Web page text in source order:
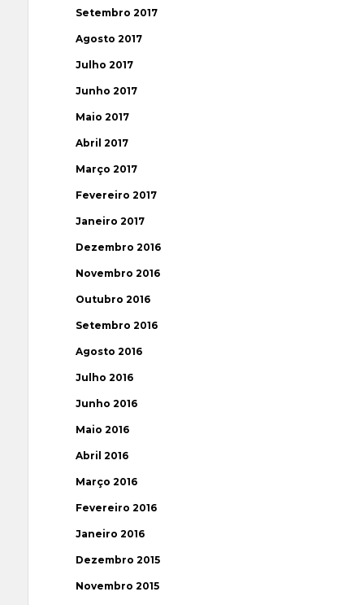
Setembro 2017
Agosto 2017
Julho 2017
Junho 2017
Maio 2017
Abril 2017
Março 2017
Fevereiro 2017
Janeiro 2017
Dezembro 2016
Novembro 2016
Outubro 2016
Setembro 2016
Agosto 2016
Julho 2016
Junho 2016
Maio 2016
Abril 2016
Março 2016
Fevereiro 2016
Janeiro 2016
Dezembro 2015
Novembro 2015